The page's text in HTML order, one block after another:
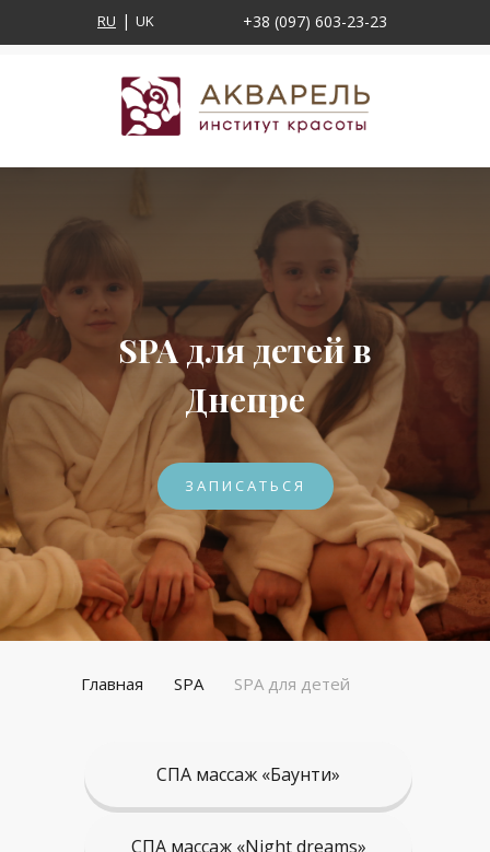
RU UK +38 (097) 603-23-23
SPA для детей в
Днепре
ЗАПИСАТЬСЯ
Главная SPA SPA для детей
СПА массаж «Баунти»
СПА массаж «Night dreams»